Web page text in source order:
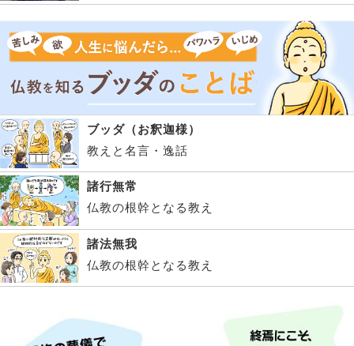
ブッダ（お釈迦様）
教えと名言・逸話
諸行無常
仏教の根幹となる教え
諸法無我
仏教の根幹となる教え